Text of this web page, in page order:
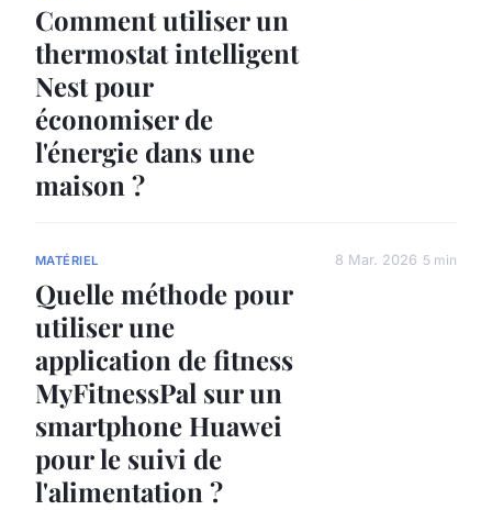
Comment utiliser un
thermostat intelligent
Nest pour
économiser de
l'énergie dans une
maison ?
MATÉRIEL
Quelle méthode pour
utiliser une
application de fitness
MyFitnessPal sur un
smartphone Huawei
pour le suivi de
l'alimentation ?
8 Mar. 2026 5 min